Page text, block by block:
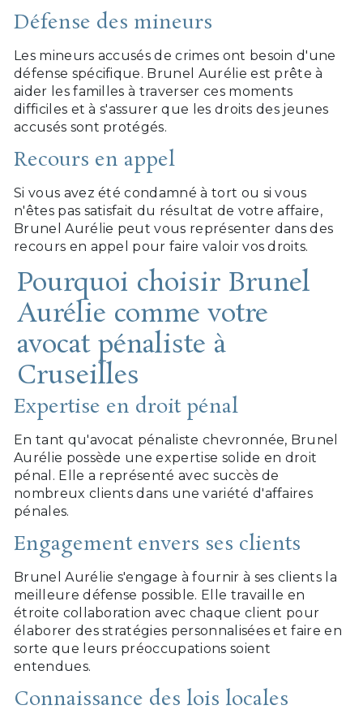
Défense des mineurs
Les mineurs accusés de crimes ont besoin d'une
défense spécifique. Brunel Aurélie est prête à
aider les familles à traverser ces moments
difficiles et à s'assurer que les droits des jeunes
accusés sont protégés.
Recours en appel
Si vous avez été condamné à tort ou si vous
n'êtes pas satisfait du résultat de votre affaire,
Brunel Aurélie peut vous représenter dans des
recours en appel pour faire valoir vos droits.
Pourquoi choisir Brunel
Aurélie comme votre
avocat pénaliste à
Cruseilles
Expertise en droit pénal
En tant qu'avocat pénaliste chevronnée, Brunel
Aurélie possède une expertise solide en droit
pénal. Elle a représenté avec succès de
nombreux clients dans une variété d'affaires
pénales.
Engagement envers ses clients
Brunel Aurélie s'engage à fournir à ses clients la
meilleure défense possible. Elle travaille en
étroite collaboration avec chaque client pour
élaborer des stratégies personnalisées et faire en
sorte que leurs préoccupations soient
entendues.
Connaissance des lois locales